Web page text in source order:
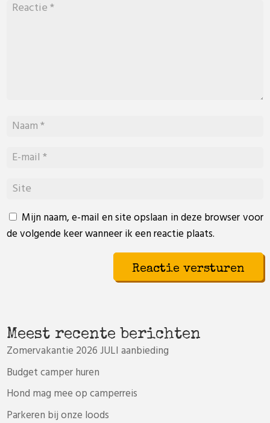
Mijn naam, e-mail en site opslaan in deze browser voor
de volgende keer wanneer ik een reactie plaats.
Meest recente berichten
Zomervakantie 2026 JULI aanbieding
Budget camper huren
Hond mag mee op camperreis
Parkeren bij onze loods